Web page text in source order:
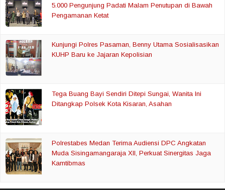
5.000 Pengunjung Padati Malam Penutupan di Bawah
Pengamanan Ketat
Kunjungi Polres Pasaman, Benny Utama Sosialisasikan
KUHP Baru ke Jajaran Kepolisian
Tega Buang Bayi Sendiri Ditepi Sungai, Wanita Ini
Ditangkap Polsek Kota Kisaran, Asahan
Polrestabes Medan Terima Audiensi DPC Angkatan
Muda Sisingamangaraja XII, Perkuat Sinergitas Jaga
Kamtibmas